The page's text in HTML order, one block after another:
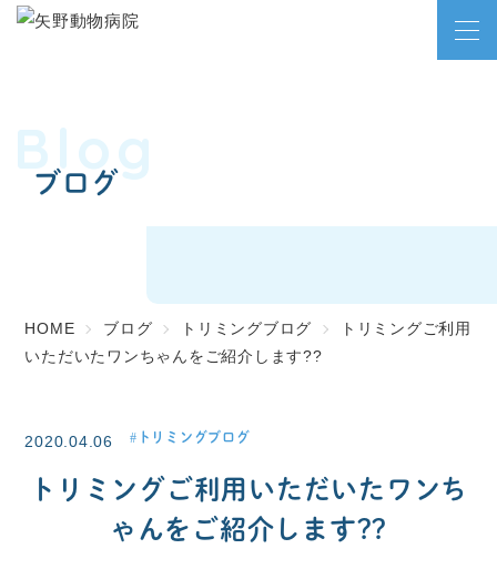
ブログ
Blog
HOME ブログ トリミングブログ
トリミングご利用
いただいたワンちゃんをご紹介します??
2020.04.06 トリミングブログ
トリミングご利用いただいたワンち
ゃんをご紹介します??